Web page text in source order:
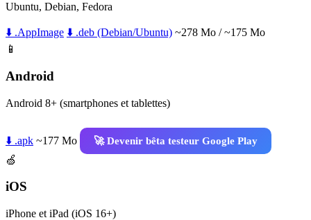
Ubuntu, Debian, Fedora
⬇️ .AppImage ⬇️ .deb (Debian/Ubuntu) ~278 Mo / ~175 Mo
📱
Android
Android 8+ (smartphones et tablettes)
⬇️ .apk ~177 Mo
🚀 Devenir bêta testeur Google Play
🍏
iOS
iPhone et iPad (iOS 16+)